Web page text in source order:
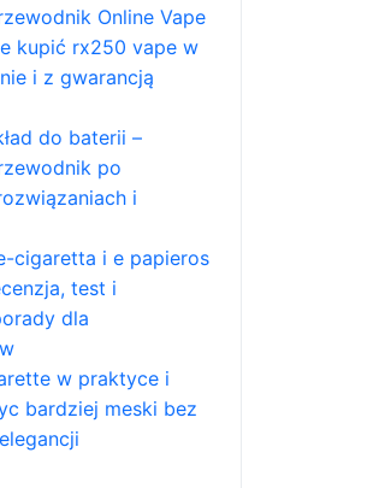
Online Vape
kupić rx250 vape w
i z gwarancją
do baterii –
po
i
cigaretta i e papieros
test i
dla
w praktyce i
bardziej meski bez